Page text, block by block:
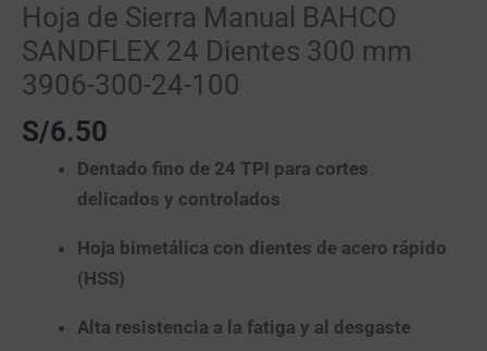
Hoja de Sierra Manual BAHCO
SANDFLEX 24 Dientes 300 mm
3906-300-24-100
S/6.50
Dentado fino de 24 TPI para cortes
delicados y controlados
Hoja bimetálica con dientes de acero rápido
(HSS)
Alta resistencia a la fatiga y al desgaste